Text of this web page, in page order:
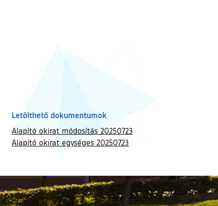
Letölthető dokumentumok
Alapító okirat módosítás 20250723
Alapító okirat egységes 20250723